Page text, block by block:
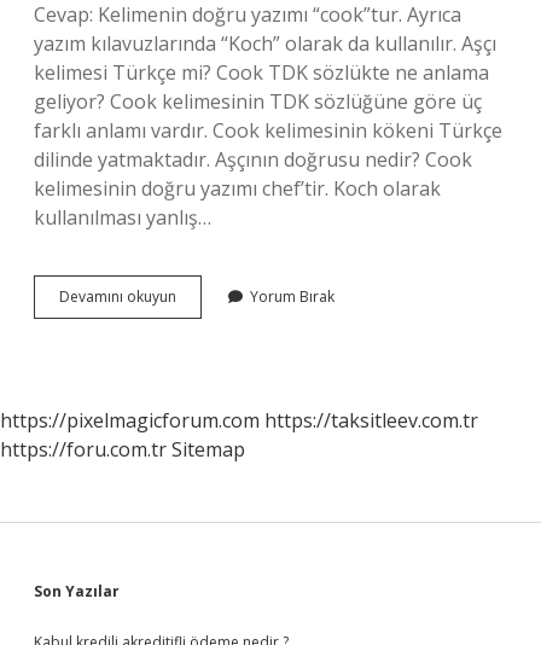
Cevap: Kelimenin doğru yazımı “cook”tur. Ayrıca
yazım kılavuzlarında “Koch” olarak da kullanılır. Aşçı
kelimesi Türkçe mi? Cook TDK sözlükte ne anlama
geliyor? Cook kelimesinin TDK sözlüğüne göre üç
farklı anlamı vardır. Cook kelimesinin kökeni Türkçe
dilinde yatmaktadır. Aşçının doğrusu nedir? Cook
kelimesinin doğru yazımı chef’tir. Koch olarak
kullanılması yanlış…
Devamını okuyun
Sözcüğünün
Yorum Bırak
https://pixelmagicforum.com https://taksitleev.com.tr
https://foru.com.trSitemap
Sidebar
Son Yazılar